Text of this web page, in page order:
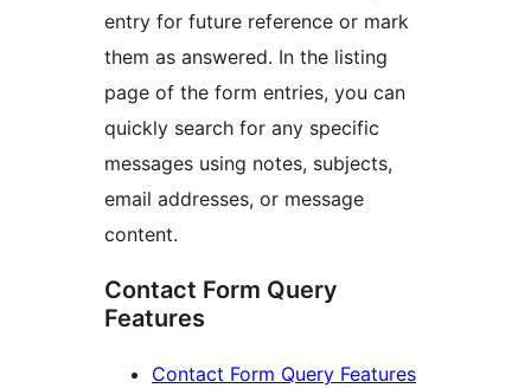
entry for future reference or mark
them as answered. In the listing
page of the form entries, you can
quickly search for any specific
messages using notes, subjects,
email addresses, or message
content.
Contact Form Query
Features
Contact Form Query Features